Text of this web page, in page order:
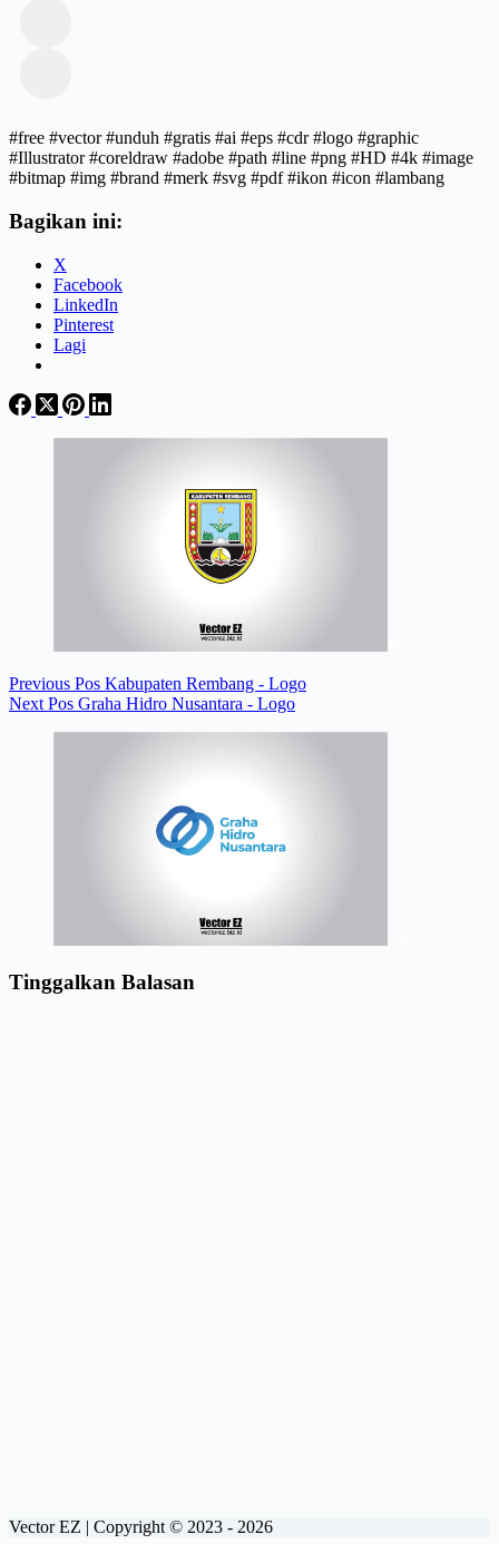
#free #vector #unduh #gratis #ai #eps #cdr #logo #graphic
#Illustrator #coreldraw #adobe #path #line #png #HD #4k #image
#bitmap #img #brand #merk #svg #pdf #ikon #icon #lambang
Bagikan ini:
X
Facebook
LinkedIn
Pinterest
Lagi
Previous Pos Kabupaten Rembang - Logo
Next Pos Graha Hidro Nusantara - Logo
Tinggalkan Balasan
Vector EZ | Copyright © 2023 - 2026